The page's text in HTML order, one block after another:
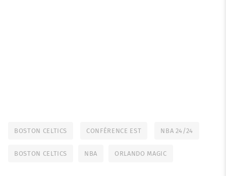
BOSTON CELTICS CONFÉRENCE EST NBA 24/24
BOSTON CELTICS NBA ORLANDO MAGIC